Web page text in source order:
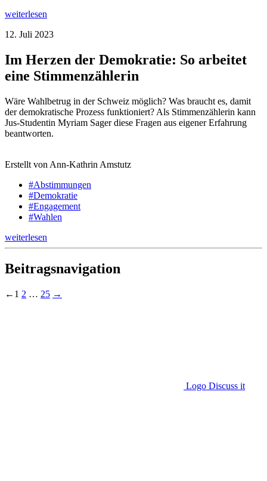
weiterlesen
12. Juli 2023
Im Herzen der Demokratie: So arbeitet
eine Stimmenzählerin
Wäre Wahlbetrug in der Schweiz möglich? Was braucht es, damit
der demokratische Prozess funktioniert? Als Stimmenzählerin kann
Jus-Studentin Myriam Sager diese Fragen aus eigener Erfahrung
beantworten.
Erstellt von Ann-Kathrin Amstutz
#Abstimmungen
#Demokratie
#Engagement
#Wahlen
weiterlesen
Beitragsnavigation
← 1 2 … 25 →
Logo Discuss it